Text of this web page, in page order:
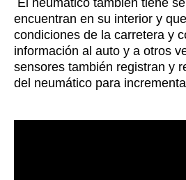
El neumático también tiene
encuentran en su interior y
condiciones de la carretera y
información al auto y a otros
sensores también registran y
del neumático para